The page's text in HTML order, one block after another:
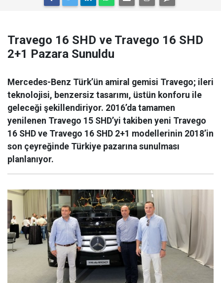
Travego 16 SHD ve Travego 16 SHD
2+1 Pazara Sunuldu
Mercedes-Benz Türk’ün amiral gemisi Travego; ileri
teknolojisi, benzersiz tasarımı, üstün konforu ile
geleceği şekillendiriyor. 2016’da tamamen
yenilenen Travego 15 SHD’yi takiben yeni Travego
16 SHD ve Travego 16 SHD 2+1 modellerinin 2018’in
son çeyreğinde Türkiye pazarına sunulması
planlanıyor.